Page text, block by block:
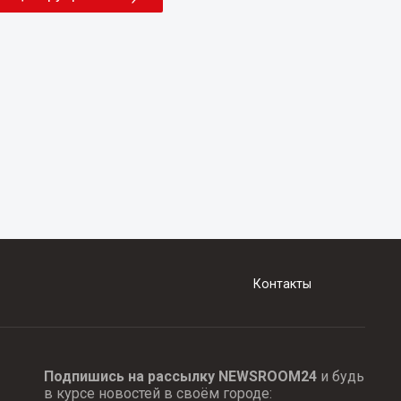
Контакты
Подпишись на рассылку NEWSROOM24и будь
в курсе новостей в своём городе: